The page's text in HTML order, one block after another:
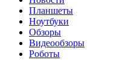
Планшеты
Ноутбуки
Обзоры
Видеообзоры
Роботы